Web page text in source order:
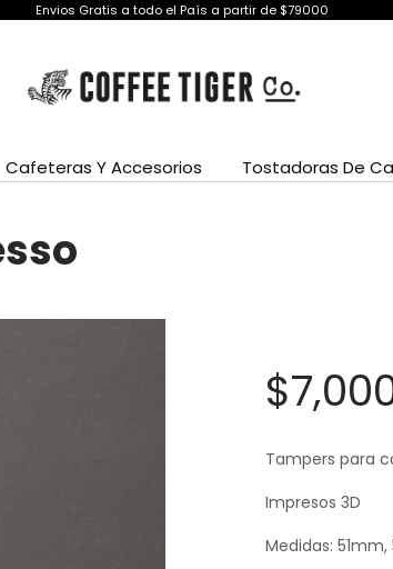
Envios Gratis a todo el País a partir de $79000
Cafeteras Y Accesorios Tostadoras De
$
Tampers para
Impresos 3D
Medidas: